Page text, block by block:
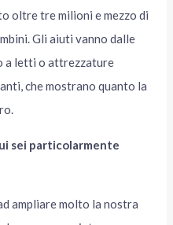
oltre tre milioni e mezzo di
Gli aiuti vanno dalle
a letti o attrezzature
che mostrano quanto la
sei particolarmente
ampliare molto la nostra